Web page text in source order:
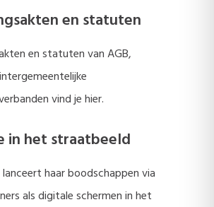
en statuten
en statuten van AGB,
vind je hier.
in het straatbeeld
haar boodschappen via
als digitale schermen in het